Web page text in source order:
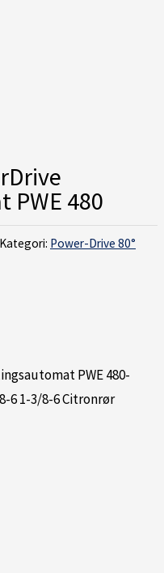
480
Kategori: Power-Drive 80°
PWE 480-
6 1-3/8-6 Citronrør